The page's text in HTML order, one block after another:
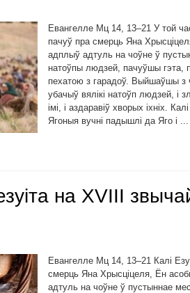
Евангелле Мц 14, 13–21 У той
пачуў пра смерць Яна
адплыў адтуль на чоўне ў
натоўпы людзей, пачуўшы гэта,
пехатою з гарадоў. Выйшаўшы з
убачыў вялікі натоўп людзей, і
імі, і аздаравіў хворых іхніх.
Ягоныя вучні падышлі да Яго і ...
на ХVІІІ
Евангелле Мц 14, 13–21 Калі
смерць Яна Хрысціцеля, Ён
адтуль на чоўне ў пустыннае